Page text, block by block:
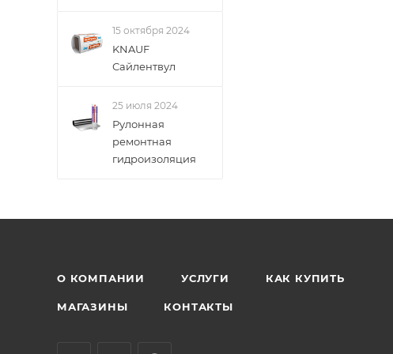
15 октября 2024
KNAUF
Сайлентвул
25 июля 2024
Рулонная
ремонтная
гидроизоляция
О КОМПАНИИ УСЛУГИ КАК КУПИТЬ
МАГАЗИНЫ КОНТАКТЫ